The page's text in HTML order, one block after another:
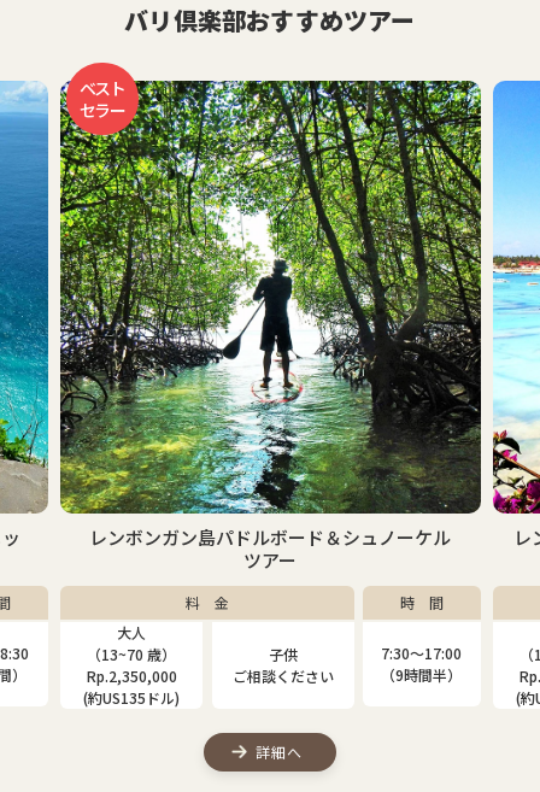
バリ倶楽部おすすめツアー
）
レンボンガン島マングローブ＆シュノーケルツ
アー
料 金
大人
（13~80 歳）
Rp.2,000,000
(約US115ドル)
（4~12 歳）
Rp.1,310,000
時 間
7:30〜17:00
（9時間半）
詳細へ
(約